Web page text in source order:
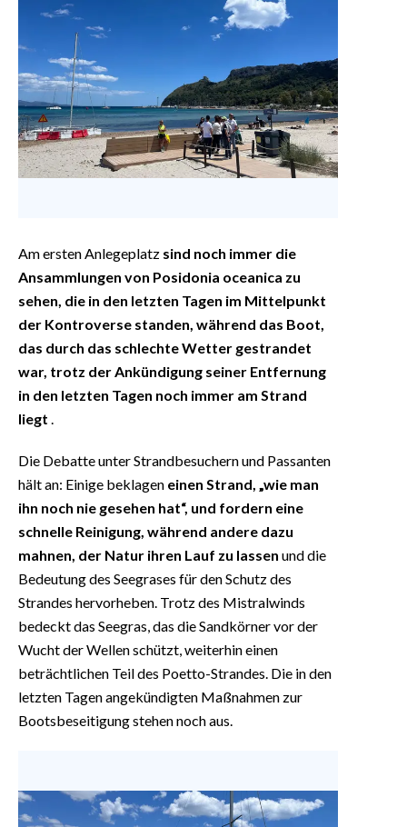
Am ersten Anlegeplatz sind noch immer die
Ansammlungen von Posidonia oceanica zu
sehen, die in den letzten Tagen im Mittelpunkt
der Kontroverse standen, während das Boot,
das durch das schlechte Wetter gestrandet
war, trotz der Ankündigung seiner Entfernung
in den letzten Tagen noch immer am Strand
liegt
Die Debatte unter Strandbesuchern und Passanten
hält an: Einige beklagen einen Strand, „wie man
ihn noch nie gesehen hat“, und fordern eine
schnelle Reinigung, während andere dazu
mahnen, der Natur ihren Lauf zu lassen und die
Bedeutung des Seegrases für den Schutz des
Strandes hervorheben. Trotz des Mistralwinds
bedeckt das Seegras, das die Sandkörner vor der
Wucht der Wellen schützt, weiterhin einen
beträchtlichen Teil des Poetto-Strandes. Die in den
letzten Tagen angekündigten Maßnahmen zur
Bootsbeseitigung stehen noch aus.